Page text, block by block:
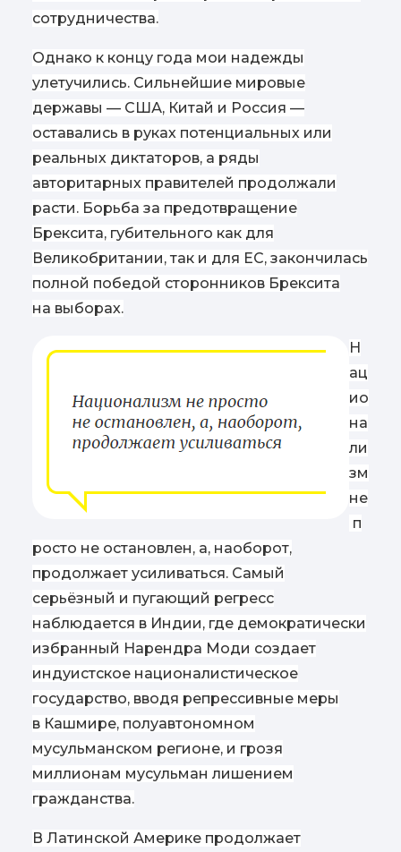
сотрудничества.
Однако к концу года мои надежды
улетучились. Сильнейшие мировые
державы — США, Китай и Россия —
оставались в руках потенциальных или
реальных диктаторов, а ряды
авторитарных правителей продолжали
расти. Борьба за предотвращение
Брексита, губительного как для
Великобритании, так и для ЕС, закончилась
полной победой сторонников Брексита
на выборах.
Н
ац
ио
на
ли
зм
не
п
росто не остановлен, а, наоборот,
продолжает усиливаться. Самый
серьёзный и пугающий регресс
наблюдается в Индии, где демократически
избранный Нарендра Моди создает
индуистское националистическое
государство, вводя репрессивные меры
в Кашмире, полуавтономном
мусульманском регионе, и грозя
миллионам мусульман лишением
гражданства.
В Латинской Америке продолжает